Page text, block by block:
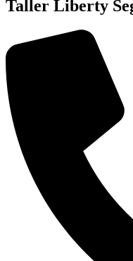
Taller Liberty